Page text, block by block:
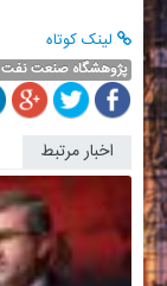
لینک کوتاه
پژوهشگاه صنعت نفت
اخبار مرتبط